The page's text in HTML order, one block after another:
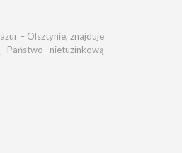
– Olsztynie, znajduje
nietuzinkową